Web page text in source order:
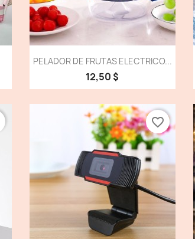
Vista detallada
PELADOR DE FRUTAS ELECTRICO...
12,50 $
favorite_border